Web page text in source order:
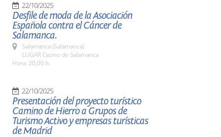
22/10/2025
Desfile de moda de la Asociación
Española contra el Cáncer de
Salamanca.
Salamanca (Salamanca)
LUGAR Casino de Salamanca
Hora: 20,00 h.
22/10/2025
Presentación del proyecto turístico
Camino de Hierro a Grupos de
Turismo Activo y empresas turísticas
de Madrid